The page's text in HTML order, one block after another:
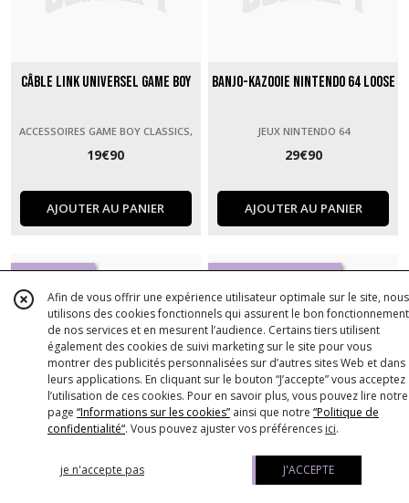
Câble link universel Game Boy
ACCESSOIRES GAME BOY CLASSICS,
19€90
AJOUTER AU PANIER
Banjo-Kazooie Nintendo 64 loose
JEUX NINTENDO 64
29€90
AJOUTER AU PANIER
Afin de vous offrir une expérience utilisateur optimale sur le site, nous
utilisons des cookies fonctionnels qui assurent le bon fonctionnement
de nos services et en mesurent l’audience. Certains tiers utilisent
également des cookies de suivi marketing sur le site pour vous
montrer des publicités personnalisées sur d’autres sites Web et dans
leurs applications. En cliquant sur le bouton “J’accepte” vous acceptez
l’utilisation de ces cookies. Pour en savoir plus, vous pouvez lire notre
page “Informations sur les cookies” ainsi que notre “Politique de
confidentialité“. Vous pouvez ajuster vos préférences ici.
je n'accepte pas J'ACCEPTE